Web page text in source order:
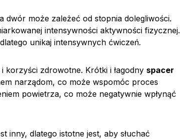
dwór może zależeć od stopnia dolegliwości.
intensywności aktywności fizycznej.
unikaj intensywnych ćwiczeń.
korzyści zdrowotne. Krótki i łagodny spacer
narządom, co może wspomóc proces
powietrza, co może negatywnie wpłynąć
inny, dlatego istotne jest, aby słuchać